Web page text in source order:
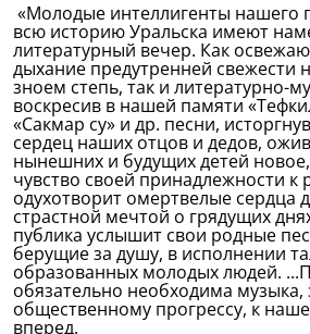
«Молодые интеллигенты нашего
всю историю Уральска имеют
литературный вечер. Как
дыхание предутренней свежести
зноем степь, так и литературно-
воскресив в нашей памяти
«Сакмар су» и др. песни,
сердец наших отцов и дедов,
нынешних и будущих детей
чувство своей принадлежности к
одухотворит омертвелые сердца
страстной мечтой о грядущих
публика услышит свои родные
берущие за душу, в исполнении
образованных молодых людей.
обязательно необходима музыка,
общественному прогрессу, к
вперед.